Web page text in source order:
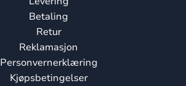
Betaling
Retur
Reklamasjon
Personvernerklæring
Kjøpsbetingelser